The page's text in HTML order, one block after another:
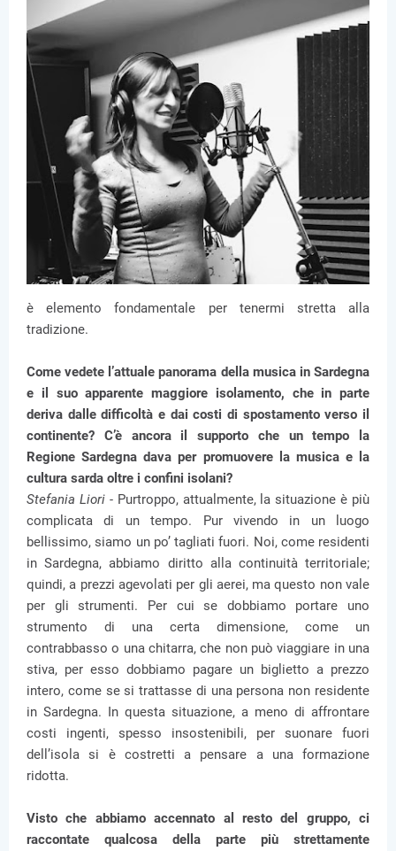
è elemento fondamentale per tenermi stretta alla
tradizione.
Come vedete l’attuale panorama della musica in Sardegna
e il suo apparente maggiore isolamento, che in parte
deriva dalle difficoltà e dai costi di spostamento verso il
continente? C’è ancora il supporto che un tempo la
Regione Sardegna dava per promuovere la musica e la
cultura sarda oltre i confini isolani?
Stefania Liori - Purtroppo, attualmente, la situazione è più
complicata di un tempo. Pur vivendo in un luogo
bellissimo, siamo un po’ tagliati fuori. Noi, come residenti
in Sardegna, abbiamo diritto alla continuità territoriale;
quindi, a prezzi agevolati per gli aerei, ma questo non vale
per gli strumenti. Per cui se dobbiamo portare uno
strumento di una certa dimensione, come un
contrabbasso o una chitarra, che non può viaggiare in una
stiva, per esso dobbiamo pagare un biglietto a prezzo
intero, come se si trattasse di una persona non residente
in Sardegna. In questa situazione, a meno di affrontare
costi ingenti, spesso insostenibili, per suonare fuori
dell’isola si è costretti a pensare a una formazione
ridotta.
Visto che abbiamo accennato al resto del gruppo, ci
raccontate qualcosa della parte più strettamente